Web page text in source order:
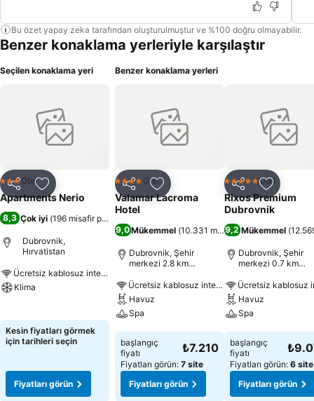
Bu özet yapay zeka tarafından oluşturulmuştur ve %100 doğru olmayabilir.
Benzer konaklama yerleriyle karşılaştır
Seçilen konaklama yeri
Paylaş Favorilerime ekle
3 YıldızOtel
Apartments Nerio
8,3 Çok iyi (196 misafir puanı
Dubrovnik,
Hırvatistan
Ücretsiz kablosuz internet
Klima
Kesin fiyatları görmek
için tarihleri seçin
Fiyatları görün
Benzer konaklama yerleri
Paylaş Favorilerime ekle
4 Yıldız Otel
Valamar Lacroma
Hotel
9,0Mükemmel (10.331 misafir puanı)
Dubrovnik, Şehir
merkezi 2.8 km
Ücretsiz kablosuz internet
Havuz
Spa
Fiyatları görün
başlangıç
fiyatı
₺7.210
Fiyatları görün: 7 site
Fiyatları görün
Paylaş
5 Yıldız Otel
Rixos Premium
Dubrovnik
9,2Mükemmel (
Dubrovnik, Şehir
merkezi 0.7 km
Havuz
Spa
Fiyatları görün
başlangıç
fiyatı
Fiyatları görün: 6 site
Fiyatları görün